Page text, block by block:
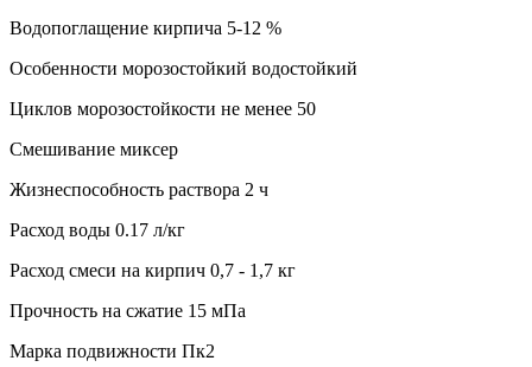
Водопоглащение кирпича 5-12 %
Особенности морозостойкий водостойкий
Циклов морозостойкости не менее 50
Смешивание миксер
Жизнеспособность раствора 2 ч
Расход воды 0.17 л/кг
Расход смеси на кирпич 0,7 - 1,7 кг
Прочность на сжатие 15 мПа
Марка подвижности Пк2